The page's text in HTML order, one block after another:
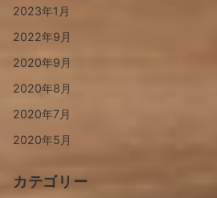
2023年1月
2022年9月
2020年9月
2020年8月
2020年7月
2020年5月
カテゴリー